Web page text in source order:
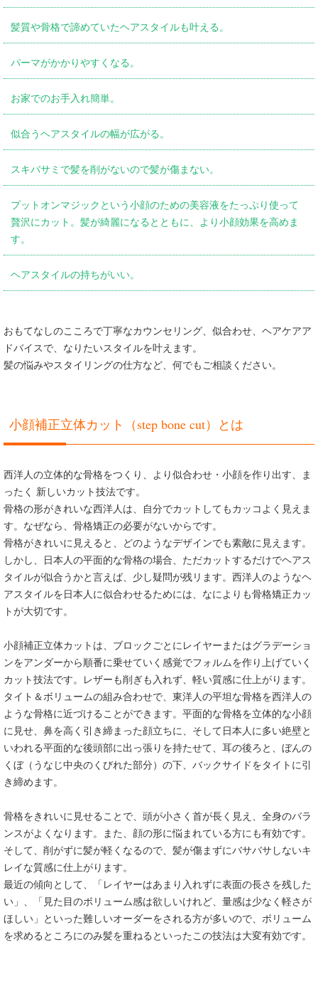
髪質や骨格で諦めていたヘアスタイルも叶える。
パーマがかかりやすくなる。
お家でのお手入れ簡単。
似合うヘアスタイルの幅が広がる。
スキバサミで髪を削がないので髪が傷まない。
プットオンマジックという小顔のための美容液をたっぷり使って
贅沢にカット。髪が綺麗になるとともに、より小顔効果を高めま
す。
ヘアスタイルの持ちがいい。
おもてなしのこころで丁寧なカウンセリング、似合わせ、ヘアケアア
ドバイスで、なりたいスタイルを叶えます。
髪の悩みやスタイリングの仕方など、何でもご相談ください。
小顔補正立体カット（step bone cut）とは
西洋人の立体的な骨格をつくり、より似合わせ・小顔を作り出す、ま
ったく 新しいカット技法です。
骨格の形がきれいな西洋人は、自分でカットしてもカッコよく見えま
す。なぜなら、骨格矯正の必要がないからです。
骨格がきれいに見えると、どのようなデザインでも素敵に見えます。
しかし、日本人の平面的な骨格の場合、ただカットするだけでヘアス
タイルが似合うかと言えば、少し疑問が残リます。西洋人のようなヘ
アスタイルを日本人に似合わせるためには、なによりも骨格矯正カッ
トが大切です。
小顔補正立体カットは、ブロックごとにレイヤーまたはグラデーショ
ンをアンダーから順番に乗せていく感覚でフォルムを作り上げていく
カット技法です。レザーも削ぎも入れず、軽い質感に仕上がります。
タイト＆ボリュームの組み合わせで、東洋人の平坦な骨格を西洋人の
ような骨格に近づけることができます。平面的な骨格を立体的な小顔
に見せ、鼻を高く引き締まった顔立ちに、そして日本人に多い絶壁と
いわれる平面的な後頭部に出っ張りを持たせて、耳の後ろと、ぼんの
くぼ（うなじ中央のくびれた部分）の下、バックサイドをタイトに引
き締めます。
骨格をきれいに見せることで、頭が小さく首が長く見え、全身のバラ
ンスがよくなります。また、顔の形に悩まれている方にも有効です。
そして、削がずに髪が軽くなるので、髪が傷まずにバサバサしないキ
レイな質感に仕上がります。
最近の傾向として、「レイヤーはあまり入れずに表面の長さを残した
い」、「見た目のボリューム感は欲しいけれど、量感は少なく軽さが
ほしい」といった難しいオーダーをされる方が多いので、ボリューム
を求めるところにのみ髪を重ねるといったこの技法は大変有効です。